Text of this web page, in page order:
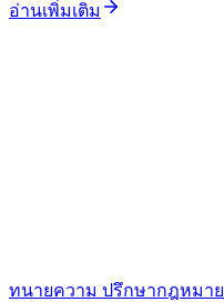
อ่านเพิ่มเติม
ทนายความ ปรึกษากฎหมาย